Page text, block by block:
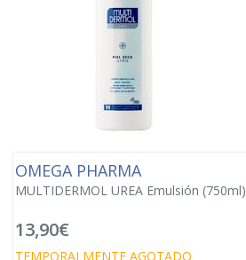
OMEGA PHARMA
MULTIDERMOL UREA Emulsión (750ml)
13,90€
TEMPORALMENTE AGOTADO